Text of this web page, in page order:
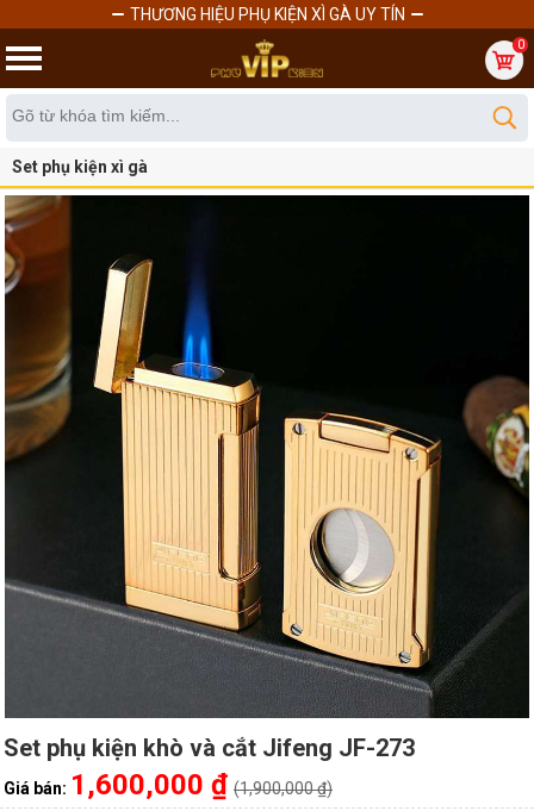
0
Set phụ kiện xì gà
Set phụ kiện khò và cắt Jifeng JF-273
Giá bán: 1,600,000 ₫ (1,900,000 ₫)
THƯƠNG HIỆU PHỤ KIỆN XÌ GÀ UY TÍN